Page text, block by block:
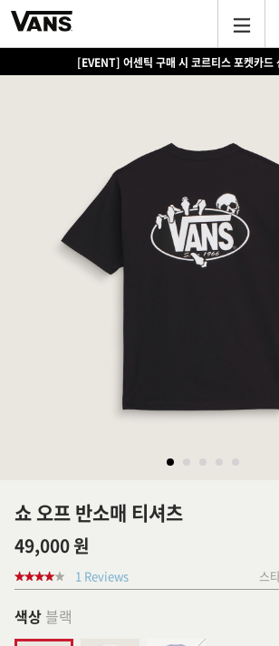
[EVENT] 어센틱 구매 시 코르티스 포켓카드
[EVENT] 15만원 이상 구매 시 쿨러백
쇼 오프 반소매 티셔츠
49,000 원
1 Reviews 스
색상 블랙